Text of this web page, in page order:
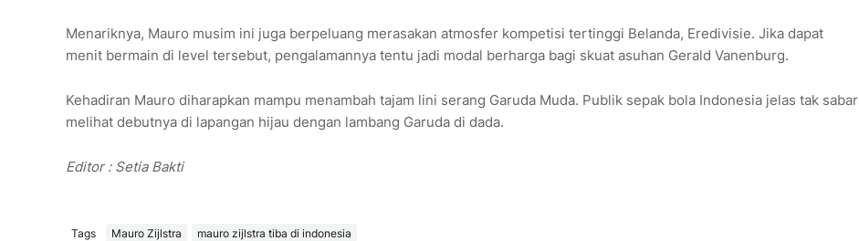
Menariknya, Mauro musim ini juga berpeluang merasakan atmosfer kompetisi tertinggi Belanda, Eredivisie. Jika dapat
menit bermain di level tersebut, pengalamannya tentu jadi modal berharga bagi skuat asuhan Gerald Vanenburg.
Kehadiran Mauro diharapkan mampu menambah tajam lini serang Garuda Muda. Publik sepak bola Indonesia jelas tak sabar
melihat debutnya di lapangan hijau dengan lambang Garuda di dada.
Editor : Setia Bakti
Tags Mauro Zijlstra mauro zijlstra tiba di indonesia